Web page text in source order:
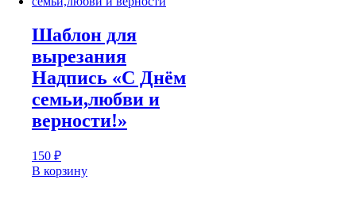
Шаблон для
вырезания
Надпись «С Днём
семьи,любви и
верности!»
150 ₽
В корзину